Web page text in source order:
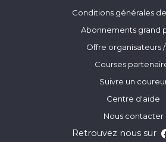
Conditions générales
Abonnements grand
Offre organisateurs
Courses
Suivre un
Centre d'aide
Nous contacter
Retrouvez nous sur